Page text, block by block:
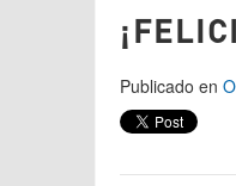
Publicado en